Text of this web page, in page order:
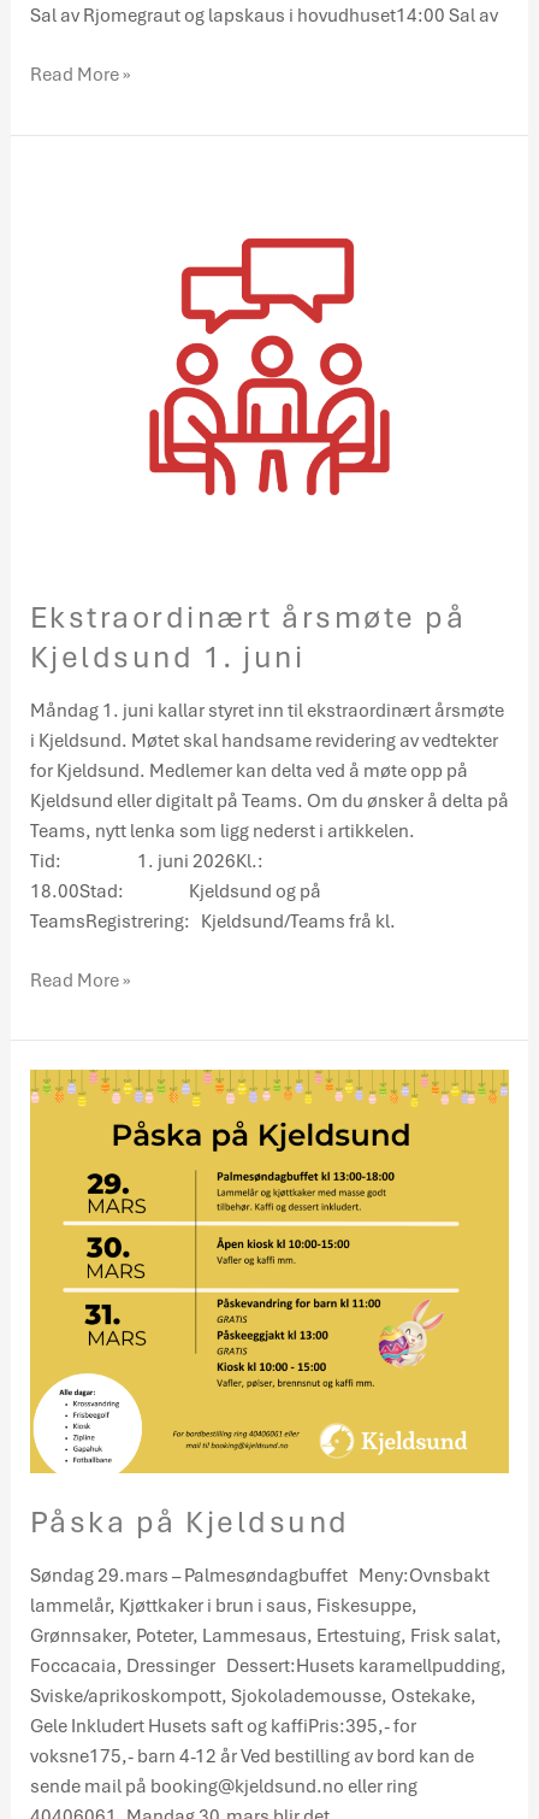
Sal av Rjomegraut og lapskaus i hovudhuset14:00 Sal av
Read More »
Ekstraordinært årsmøte på
Kjeldsund 1. juni
Måndag 1. juni kallar styret inn til ekstraordinært årsmøte
i Kjeldsund. Møtet skal handsame revidering av vedtekter
for Kjeldsund. Medlemer kan delta ved å møte opp på
Kjeldsund eller digitalt på Teams. Om du ønsker å delta på
Teams, nytt lenka som ligg nederst i artikkelen.
Tid: 1. juni 2026Kl.:
18.00Stad: Kjeldsund og på
TeamsRegistrering: Kjeldsund/Teams frå kl.
Read More »
Påska på Kjeldsund
Søndag 29.mars – Palmesøndagbuffet Meny:Ovnsbakt
lammelår, Kjøttkaker i brun i saus, Fiskesuppe,
Grønnsaker, Poteter, Lammesaus, Ertestuing, Frisk salat,
Foccacaia, Dressinger Dessert:Husets karamellpudding,
Sviske/aprikoskompott, Sjokolademousse, Ostekake,
Gele Inkludert Husets saft og kaffiPris:395,- for
voksne175,- barn 4-12 år Ved bestilling av bord kan de
sende mail på booking@kjeldsund.no eller ring
Påska